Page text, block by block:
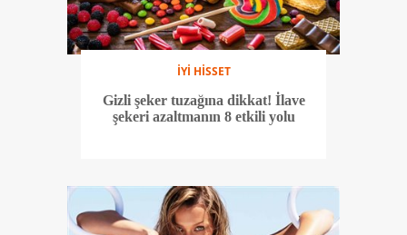
İYİ HİSSET
Gizli şeker tuzağına dikkat! İlave
şekeri azaltmanın 8 etkili yolu